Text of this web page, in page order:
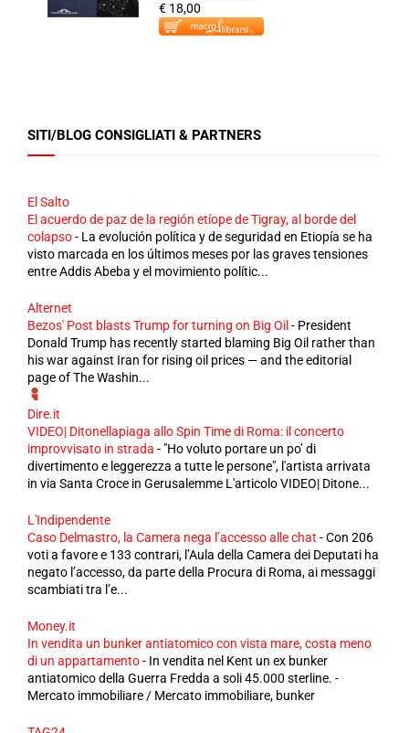
€ 18,00
SITI/BLOG CONSIGLIATI & PARTNERS
El Salto
El acuerdo de paz de la región etíope de Tigray, al borde del
colapso- La evolución política y de seguridad en Etiopía se ha
visto marcada en los últimos meses por las graves tensiones
entre Addis Abeba y el movimiento polític...
Alternet
Bezos' Post blasts Trump for turning on Big Oil - President
Donald Trump has recently started blaming Big Oil rather than
his war against Iran for rising oil prices — and the editorial
page of The Washin...
Dire.it
VIDEO| Ditonellapiaga allo Spin Time di Roma: il concerto
improvvisato in strada - "Ho voluto portare un po’ di
divertimento e leggerezza a tutte le persone", l'artista arrivata
in via Santa Croce in Gerusalemme L'articolo VIDEO| Ditone...
L'Indipendente
Caso Delmastro, la Camera nega l’accesso alle chat -Con 206
voti a favore e 133 contrari, l’Aula della Camera dei Deputati ha
negato l’accesso, da parte della Procura di Roma, ai messaggi
scambiati tra l’e...
Money.it
In vendita un bunker antiatomico con vista mare, costa meno
di un appartamento- In vendita nel Kent un ex bunker
antiatomico della Guerra Fredda a soli 45.000 sterline. -
Mercato immobiliare / Mercato immobiliare, bunker